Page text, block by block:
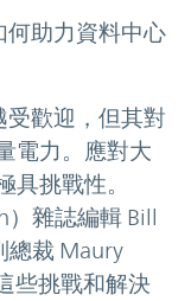
何助力資料中心
歡迎，但其對
電力。應對大
具挑戰性。
）雜誌編輯 Bill
總裁 Maury
些挑戰和解決